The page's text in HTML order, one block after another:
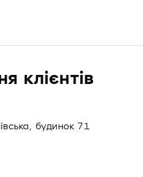
клієнтів
будинок 71